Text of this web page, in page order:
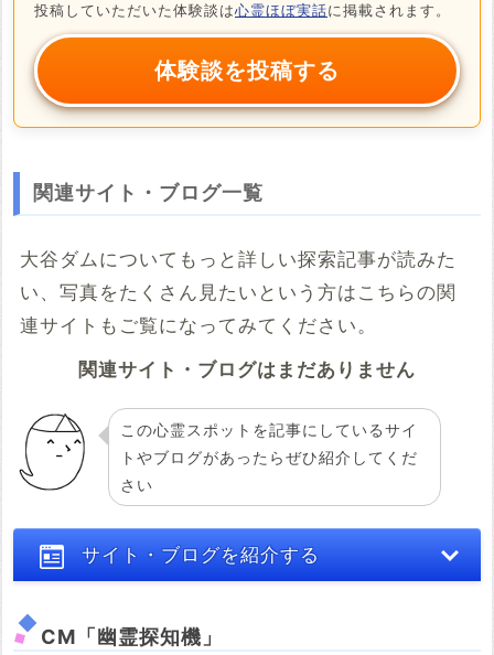
投稿していただいた体験談は心霊ほぼ実話に掲載されます。
体験談を投稿する
関連サイト・ブログ一覧
大谷ダムについてもっと詳しい探索記事が読みた
い、写真をたくさん見たいという方はこちらの関
連サイトもご覧になってみてください。
関連サイト・ブログはまだありません
この心霊スポットを記事にしているサイ
トやブログがあったらぜひ紹介してくだ
さい
サイト・ブログを紹介する
CM「幽霊探知機」